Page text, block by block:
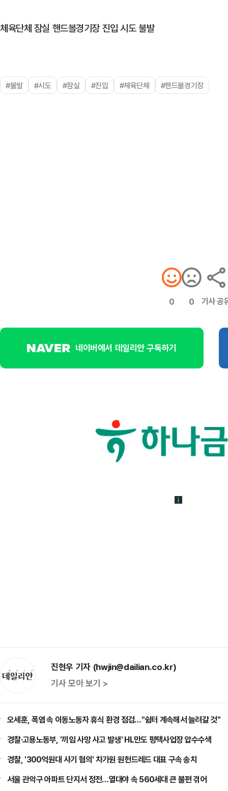
체육단체 잠실 핸드볼경기장 진입 시도 불발
#불발 #시도 #잠실 #진입 #체육단체 #핸드볼경기장
0 0 기사 공
네이버에서 데일리안 구독하기
진현우 기자 (hwjin@dailian.co.kr)
기사 모아 보기 >
오세훈, 폭염 속 이동노동자 휴식 환경 점검…"쉼터 계속해서 늘려갈 것"
경찰·고용노동부, '끼임 사망 사고 발생' HL만도 평택사업장 압수수색
경찰, '300억원대 사기 혐의' 차가원 원헌드레드 대표 구속 송치
서울 관악구 아파트 단지서 정전…열대야 속 560세대 큰 불편 겪어